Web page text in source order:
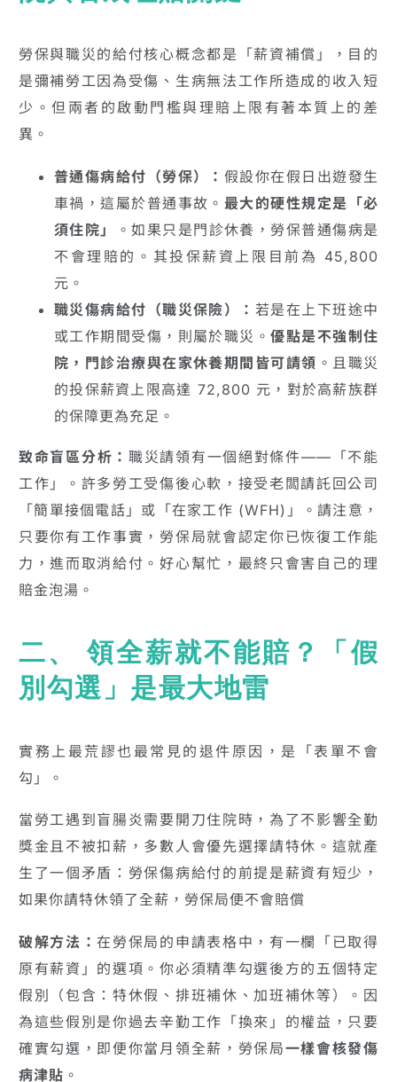
勞保與職災的給付核心概念都是「薪資補償」，目的
是彌補勞工因為受傷、生病無法工作所造成的收入短
少。但兩者的啟動門檻與理賠上限有著本質上的差
異。
普通傷病給付（勞保）： 假設你在假日出遊發生
車禍，這屬於普通事故。 最大的硬性規定是「必
須住院」
。如果只是門診休養，勞保普通傷病是
不會理賠的。其投保薪資上限目前為 45,800
元。
職災傷病給付（職災保險）： 若是在上下班途中
或工作期間受傷，則屬於職災。優點是不強制住
院，門診治療與在家休養期間皆可請領 。且職災
的投保薪資上限高達 72,800 元，對於高薪族群
的保障更為充足。
致命盲區分析： 職災請領有一個絕對條件——「不能
工作」。許多勞工受傷後心軟，接受老闆請託回公司
「簡單接個電話」或「在家工作 (WFH)」。請注意，
只要你有工作事實，勞保局就會認定你已恢復工作能
力，進而取消給付。好心幫忙，最終只會害自己的理
賠金泡湯。
二、 領全薪就不能賠？「假
別勾選」是最大地雷
實務上最荒謬也最常見的退件原因，是「表單不會
勾」。
當勞工遇到盲腸炎需要開刀住院時，為了不影響全勤
獎金且不被扣薪，多數人會優先選擇請特休。這就產
生了一個矛盾：勞保傷病給付的前提是薪資有短少，
如果你請特休領了全薪，勞保局便不會賠償
破解方法：在勞保局的申請表格中，有一欄「已取得
原有薪資」的選項。你必須精準勾選後方的五個特定
假別（包含：特休假、排班補休、加班補休等）。因
為這些假別是你過去辛勤工作「換來」的權益，只要
確實勾選，即便你當月領全薪，勞保局一樣會核發傷
病津貼 。